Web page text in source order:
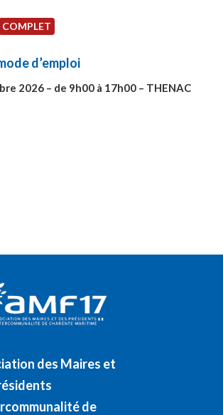
COMPLET
d’emploi
2026 – de 9h00 à 17h00 – THENAC
des Maires et
de